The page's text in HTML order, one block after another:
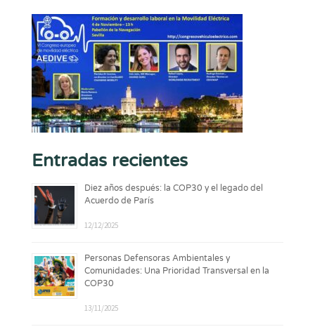
Entradas recientes
Diez años después: la COP30 y el legado del
Acuerdo de París
12/12/2025
Personas Defensoras Ambientales y
Comunidades: Una Prioridad Transversal en la
COP30
13/11/2025